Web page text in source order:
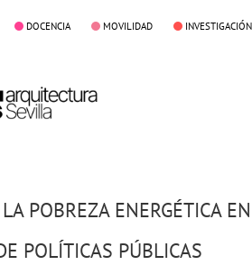
DOCENCIA MOVILIDAD INVESTIGACIÓN
POBREZA ENERGÉTICA
POLÍTICAS PÚBLICAS